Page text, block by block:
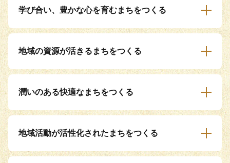
学び合い、豊かな心を育むまちをつくる
地域の資源が活きるまちをつくる
潤いのある快適なまちをつくる
地域活動が活性化されたまちをつくる